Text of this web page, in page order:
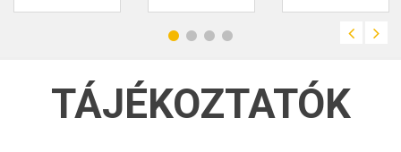
ügyfélkapu-
TÁJÉKOZTATÓK